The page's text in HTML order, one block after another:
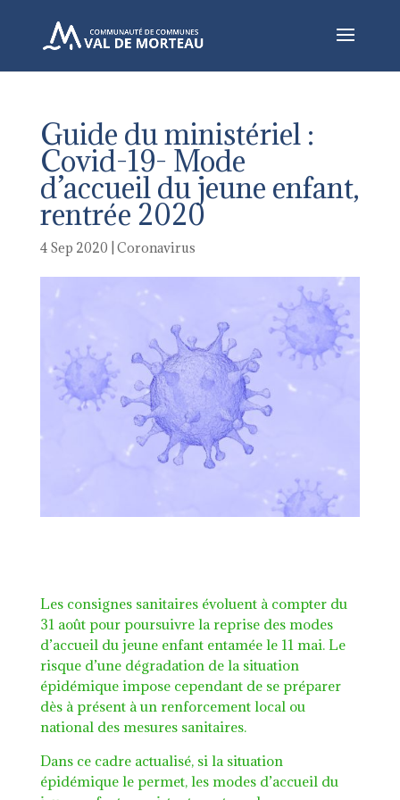
Guide du ministériel :
Covid-19- Mode
d’accueil du jeune enfant,
rentrée 2020
4 Sep 2020 Coronavirus
Les consignes sanitaires évoluent à compter du
31 août pour poursuivre la reprise des modes
d’accueil du jeune enfant entamée le 11 mai. Le
risque d’une dégradation de la situation
épidémique impose cependant de se préparer
dès à présent à un renforcement local ou
national des mesures sanitaires.
Dans ce cadre actualisé, si la situation
épidémique le permet, les modes d’accueil du